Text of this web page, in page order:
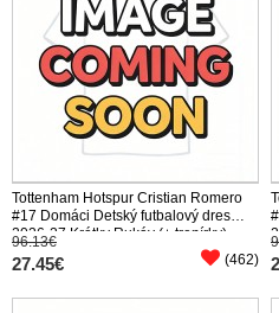
Tottenham Hotspur Cristian Romero
#17 Domáci Detský futbalový dres
2026-27 Krátky Rukáv (+ trenírky)
96.13€
27.45€ (462)